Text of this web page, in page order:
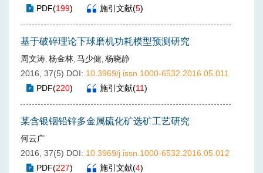
PDF(199) 施引文献(5)
基于破碎理论下球磨机功耗模型预测研究
周文涛, 杨金林, 马少健, 杨晓静
2016, 37(5) DOI: 10.3969/j.issn.1000-6532.2016.05.011
PDF(220) 施引文献(11)
某含银铟铅锌多金属硫化矿选矿工艺研究
何云广
2016, 37(5) DOI: 10.3969/j.issn.1000-6532.2016.05.012
PDF(227) 施引文献(4)